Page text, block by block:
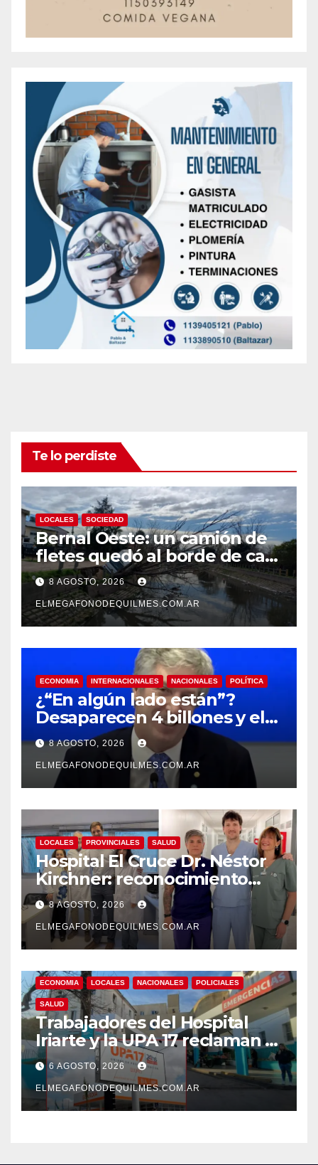
Te lo perdiste
LOCALES SOCIEDAD
Bernal Oeste: un camión de
fletes quedó al borde de caer
al arroyo Las Piedras
8 AGOSTO, 2026
ELMEGAFONODEQUILMES.COM.AR
ECONOMIA INTERNACIONALES NACIONALES POLÍTICA
¿“En algún lado están”?
Desaparecen 4 billones y el
presidente del BCRA
responde con una risita
8 AGOSTO, 2026
ELMEGAFONODEQUILMES.COM.AR
LOCALES PROVINCIALES SALUD
Hospital El Cruce Dr. Néstor
Kirchner: reconocimiento
internacional a la calidad de
su atención
8 AGOSTO, 2026
ELMEGAFONODEQUILMES.COM.AR
ECONOMIA LOCALES NACIONALES POLICIALES
SALUD
Trabajadores del Hospital
Iriarte y la UPA 17 reclaman el
pase a planta de becarios y
mejoras laborales
6 AGOSTO, 2026
ELMEGAFONODEQUILMES.COM.AR